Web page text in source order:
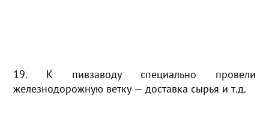
19. К пивзаводу специально провели
железнодорожную ветку — доставка сырья и т.д.